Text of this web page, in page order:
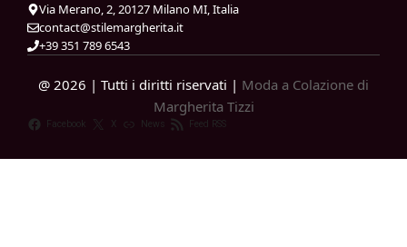
Via Merano, 2, 20127 Milano MI, Italia
contact@stilemargherita.it
+39 351 789 6543
@ 2026 | Tutti i diritti riservati | Moda a Colazione di
Margherita Tizzi
Facebook X News Feed RSS